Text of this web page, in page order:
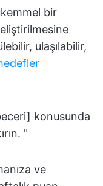
bir
ulaşılabilir,
konusunda
"
ve